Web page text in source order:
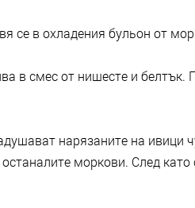
се в охладения бульон от
в смес от нишесте и
нарязаните на ивици
моркови. След